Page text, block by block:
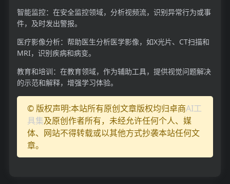
智能监控：在安全监控领域，分析视频流，识别异常行为或事
件，及时发出警报。
医疗影像分析：帮助医生分析医学影像，如X光片、CT扫描和
MRI，识别疾病和病变。
教育和培训：在教育领域，作为辅助工具，提供视觉问题解决
的示范和解释，增强学习体验。
© 版权声明:本站所有原创文章版权均归卓商AI工
具集及原创作者所有，未经允许任何个人、媒
体、网站不得转载或以其他方式抄袭本站任何文
章。